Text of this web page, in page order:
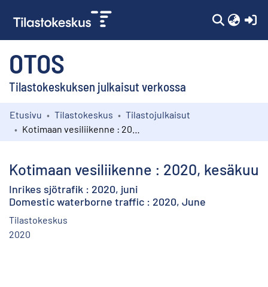
OTOS
Tilastokeskuksen julkaisut verkossa
Kokoelmat
Etusivu Tilastokeskus
Tilastojulkaisut
Kotimaan vesiliikenne : 2020, kesäkuu
Inrikes sjötrafik : 2020, juni
Domestic waterborne traffic : 2020, June
Tilastokeskus
2020